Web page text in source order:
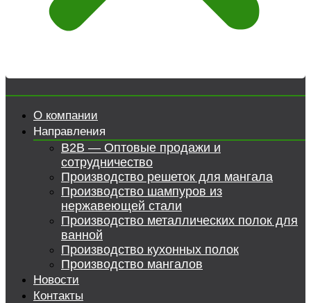
О компании
Направления
B2B — Оптовые продажи и
сотрудничество
Производство решеток для мангала
Производство шампуров из
нержавеющей стали
Производство металлических полок для
ванной
Производство кухонных полок
Производство мангалов
Новости
Контакты